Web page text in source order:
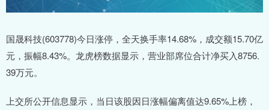
国晟科技(603778)今日涨停，全天换手率14.68%，成交额15.70亿
元，振幅8.43%。龙虎榜数据显示，营业部席位合计净买入8756.
39万元。
上交所公开信息显示，当日该股因日涨幅偏离值达9.65%上榜，